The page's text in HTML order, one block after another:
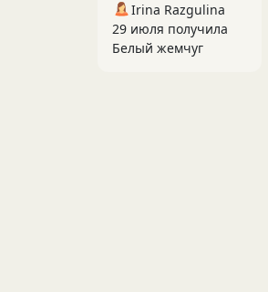
Irina Razgulina
29 июля получила
Белый жемчуг